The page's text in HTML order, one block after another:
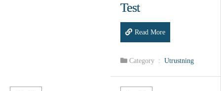
Test
Read More
Category : Utrustning